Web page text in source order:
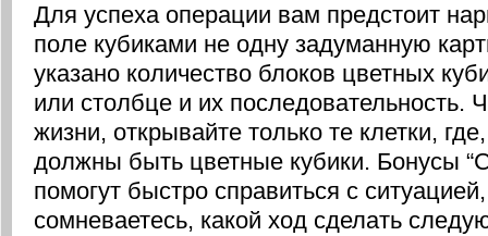
Для успеха операции вам предстоит
поле кубиками не одну задуманную
указано количество блоков цветных
или столбце и их последовательность.
жизни, открывайте только те клетки,
должны быть цветные кубики. Бонусы
помогут быстро справиться с
сомневаетесь, какой ход сделать